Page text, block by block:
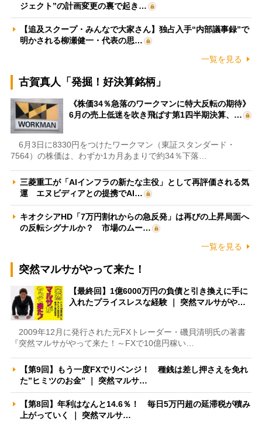
ジェクト”の計画変更の裏で起き…
【追及スクープ・みんなで大家さん】独占入手“内部議事録”で
明かされる柳瀬健一・代表の思…
一覧を見る
古賀真人「発掘！好決算銘柄」
《株価34％急落のワークマンに特大反転の期待》
6月の売上低迷を吹き飛ばす第1四半期決算、…
6月3日に8330円をつけたワークマン（東証スタンダード・
7564）の株価は、わずか1カ月あまりで約34％下落…
三菱重工が「AIインフラの新たな主役」として再評価される気
運 エヌビディアとの提携でAI…
キオクシアHD「7万円割れからの急反発」は再びの上昇局面へ
の反転シグナルか？ 市場のムー…
一覧を見る
突然マルサがやって来た！
【最終回】1億6000万円の負債と引き換えに手に
入れたプライスレスな経験 ｜ 突然マルサがや…
2009年12月に発行された元FXトレーダー・磯貝清明氏の著書
『突然マルサがやって来た！～FXで10億円稼い…
【第9回】もう一度FXでリベンジ！ 種銭は差し押さえを免れ
た”ヒミツのお金” ｜ 突然マルサ…
【第8回】年利はなんと14.6％！ 毎日5万円超の延滞税が積み
上がっていく ｜ 突然マルサ…